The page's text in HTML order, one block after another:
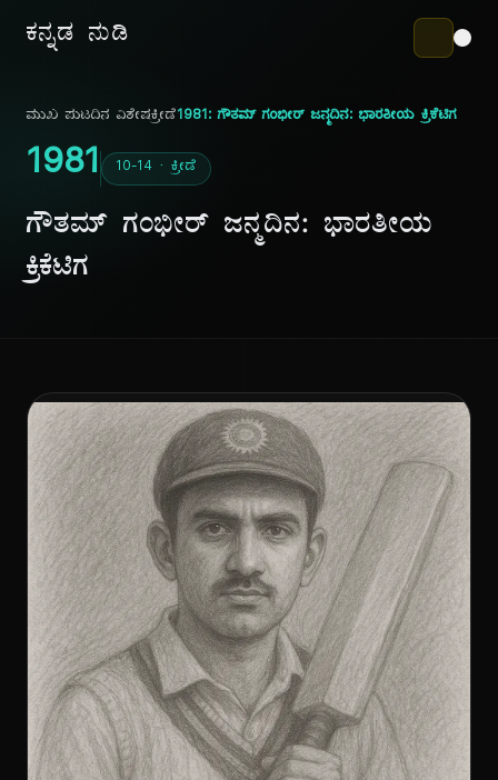
ಕನ್ನಡ ನುಡಿ
ಮುಖ ಪುಟದಿನ ವಿಶೇಷಕ್ರೀಡೆ1981: ಗೌತಮ್ ಗಂಭೀರ್ ಜನ್ಮದಿನ: ಭಾರತೀಯ ಕ್ರಿಕೆಟಿಗ
1981 10-14 · ಕ್ರೀಡೆ
ಗೌತಮ್ ಗಂಭೀರ್ ಜನ್ಮದಿನ: ಭಾರತೀಯ
ಕ್ರಿಕೆಟಿಗ